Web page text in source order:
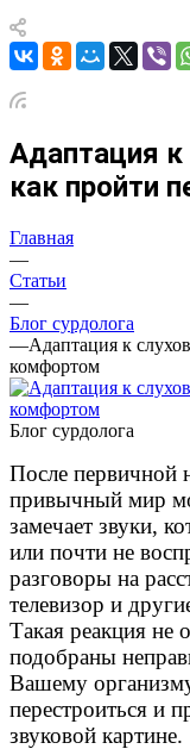
Адаптация
как пройти
Главная
—
Статьи
—
Блог сурдолога
—Адаптация к
комфортом
Блог сурдолога
После первичной
привычный мир
замечает звуки,
или почти не
разговоры на
телевизор и
Такая реакция не
подобраны
Вашему
перестроиться и
звуковой картине.